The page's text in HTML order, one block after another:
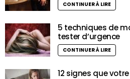
CONTINUER À LIRE
5 techniques de
tester d’urgence
CONTINUER À LIRE
12 signes que